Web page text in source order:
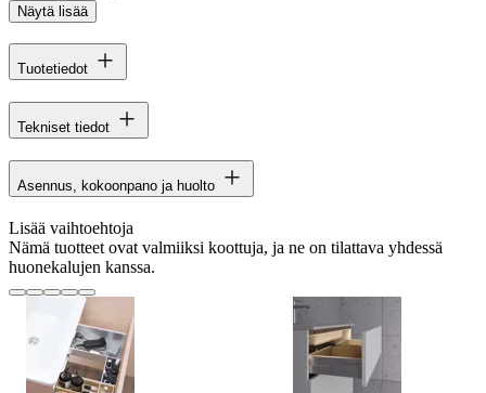
Näytä lisää
Tuotetiedot
Tekniset tiedot
Asennus, kokoonpano ja huolto
Lisää vaihtoehtoja
Nämä tuotteet ovat valmiiksi koottuja, ja ne on tilattava yhdessä
huonekalujen kanssa.